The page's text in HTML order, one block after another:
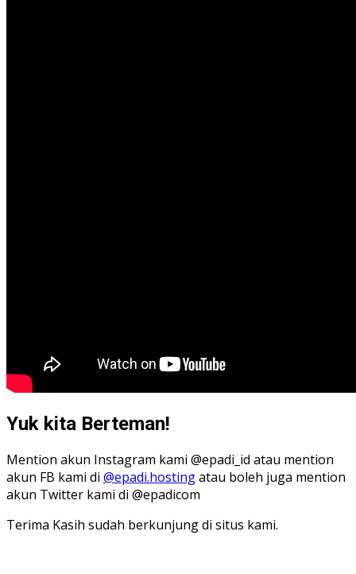
Yuk kita Berteman!
Mention akun Instagram kami @epadi_id atau mention
akun FB kami di @epadi.hostingatau boleh juga mention
akun Twitter kami di @epadicom
Terima Kasih sudah berkunjung di situs kami.